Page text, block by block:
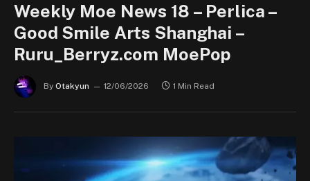
Weekly Moe News 18 – Perlica –
Good Smile Arts Shanghai –
Ruru_Berryz.com MoePop
By Otakyun 12/06/2026 1 Min Read